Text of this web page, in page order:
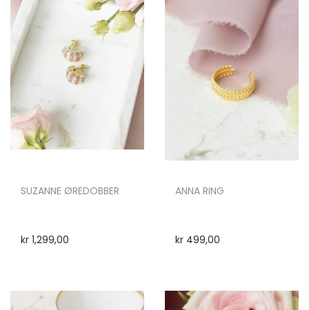
SUZANNE ØREDOBBER
kr 1,299,00
ANNA RING
kr499,00